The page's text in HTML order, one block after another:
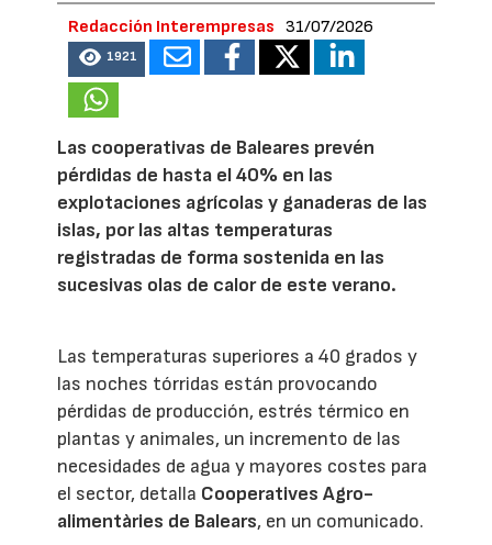
Redacción Interempresas 31/07/2026
1921
Las cooperativas de Baleares prevén
pérdidas de hasta el 40% en las
explotaciones agrícolas y ganaderas de las
islas, por las altas temperaturas
registradas de forma sostenida en las
sucesivas olas de calor de este verano.
Las temperaturas superiores a 40 grados y
las noches tórridas están provocando
pérdidas de producción, estrés térmico en
plantas y animales, un incremento de las
necesidades de agua y mayores costes para
el sector, detalla Cooperatives Agro-
alimentàries de Balears, en un comunicado.